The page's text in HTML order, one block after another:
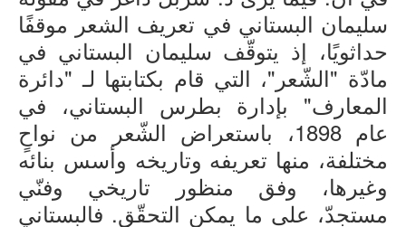
سليمان البستاني في تعريف الشعر موقفًا
حداثويًا، إذ يتوقّف سليمان البستاني في
مادّة "الشّعر"، التي قام بكتابتها لـ "دائرة
المعارف" بإدارة بطرس البستاني، في
عام 1898، باستعراض الشّعر من نواحٍ
مختلفة، منها تعريفه وتاريخه وأسس بنائه
وغيرها، وفق منظور تاريخي وفنّي
مستجدّ، على ما يمكن التحقّق. فالبستاني